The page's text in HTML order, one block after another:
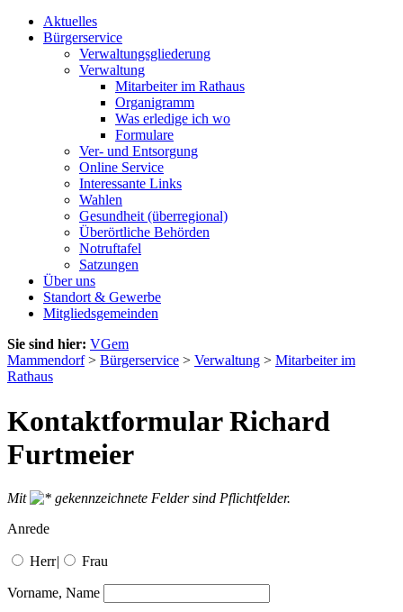
Aktuelles
Bürgerservice
Verwaltungsgliederung
Verwaltung
Mitarbeiter im Rathaus
Organigramm
Was erledige ich wo
Formulare
Ver- und Entsorgung
Online Service
Interessante Links
Wahlen
Gesundheit (überregional)
Überörtliche Behörden
Notruftafel
Satzungen
Über uns
Standort & Gewerbe
Mitgliedsgemeinden
Sie sind hier: VGem
Mammendorf> Bürgerservice > Verwaltung > Mitarbeiter im
Rathaus
Kontaktformular Richard
Furtmeier
Mit
gekennzeichnete Felder sind Pflichtfelder.
Anrede
Herr| Frau
Vorname, Name